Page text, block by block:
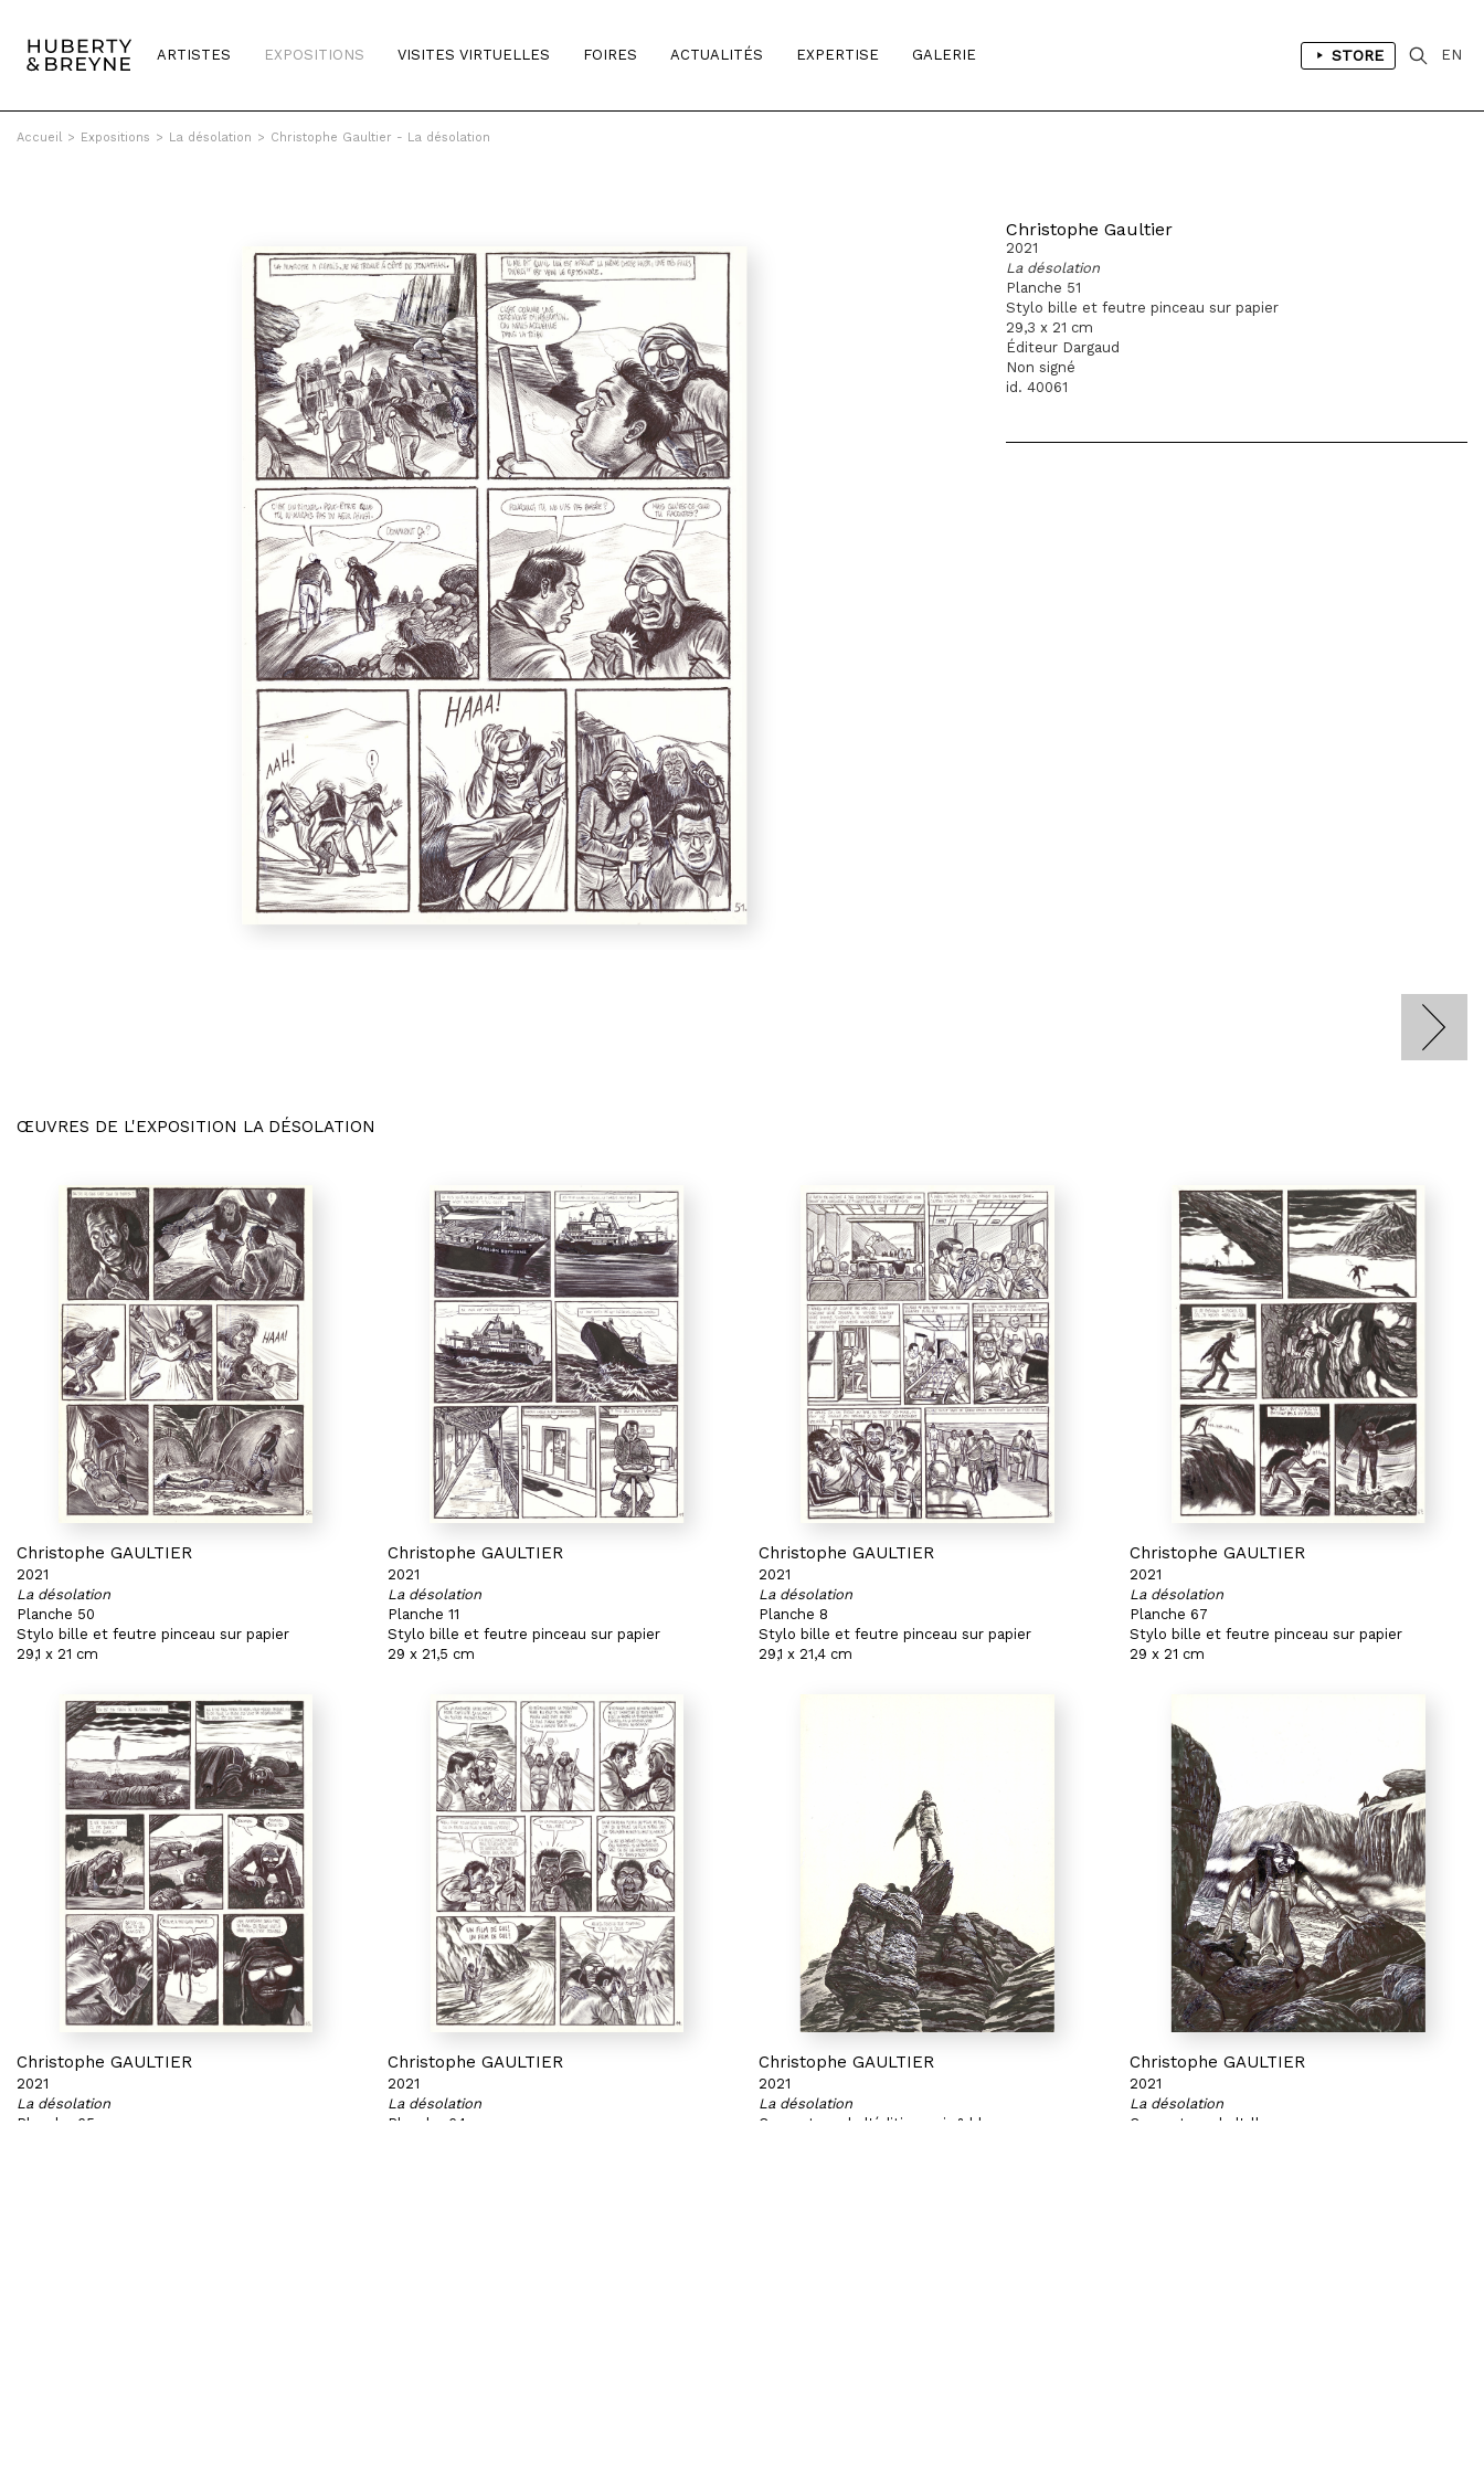
ARTISTES EXPOSITIONS VISITES VIRTUELLES FOIRES ACTUALITÉS EXPERTISE GALERIE STORE EN
Accueil > Expositions > La désolation > Christophe Gaultier - La désolation
Christophe Gaultier
2021
La désolation
Planche 51
Stylo bille et feutre pinceau sur papier
29,3 x 21 cm
Éditeur Dargaud
Non signé
id. 40061
ŒUVRES DE L'EXPOSITION LA DÉSOLATION
Christophe GAULTIER
2021
La désolation
Planche 50
Stylo bille et feutre pinceau sur papier
29,1 x 21 cm
Christophe GAULTIER
2021
La désolation
Planche 11
Stylo bille et feutre pinceau sur papier
29 x 21,5 cm
Christophe GAULTIER
2021
La désolation
Planche 8
Stylo bille et feutre pinceau sur papier
29,1 x 21,4 cm
Christophe GAULTIER
2021
La désolation
Planche 67
Stylo bille et feutre pinceau sur papier
29 x 21 cm
Christophe GAULTIER
2021
La désolation
Planche 65
Christophe GAULTIER
2021
La désolation
Planche 64
Christophe GAULTIER
2021
La désolation
Couverture de l'édition noir & blanc
Christophe GAULTIER
2021
La désolation
Couverture de l'album